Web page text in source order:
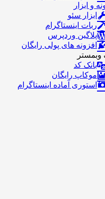
سئو
وردپرس
های پولی رایگان
رایگان
آماده اینستاگرام